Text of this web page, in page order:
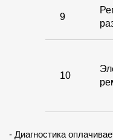
9
10
- Диагностика